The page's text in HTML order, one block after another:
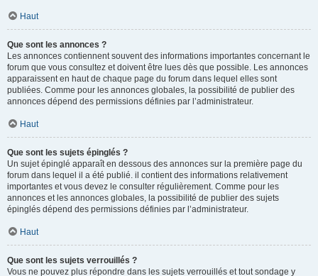
Haut
Que sont les annonces ?
Les annonces contiennent souvent des informations importantes concernant le
forum que vous consultez et doivent être lues dès que possible. Les annonces
apparaissent en haut de chaque page du forum dans lequel elles sont
publiées. Comme pour les annonces globales, la possibilité de publier des
annonces dépend des permissions définies par l’administrateur.
Haut
Que sont les sujets épinglés ?
Un sujet épinglé apparaît en dessous des annonces sur la première page du
forum dans lequel il a été publié. il contient des informations relativement
importantes et vous devez le consulter régulièrement. Comme pour les
annonces et les annonces globales, la possibilité de publier des sujets
épinglés dépend des permissions définies par l’administrateur.
Haut
Que sont les sujets verrouillés ?
Vous ne pouvez plus répondre dans les sujets verrouillés et tout sondage y